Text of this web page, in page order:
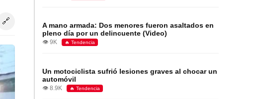
🔗
A mano armada: Dos menores fueron asaltados en
pleno día por un delincuente (Video)
👁️ 9K 🔥 Tendencia
Un motociclista sufrió lesiones graves al chocar un
automóvil
👁️ 8.9K 🔥 Tendencia